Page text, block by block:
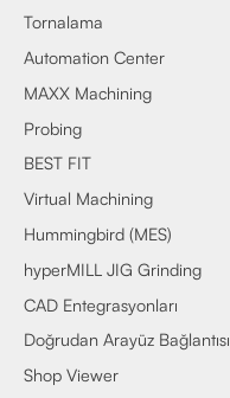
Tornalama
Automation Center
MAXX Machining
Probing
BEST FIT
Virtual Machining
Hummingbird (MES)
hyperMILL JIG Grinding
CAD Entegrasyonları
Doğrudan Arayüz Bağlantısı
Shop Viewer